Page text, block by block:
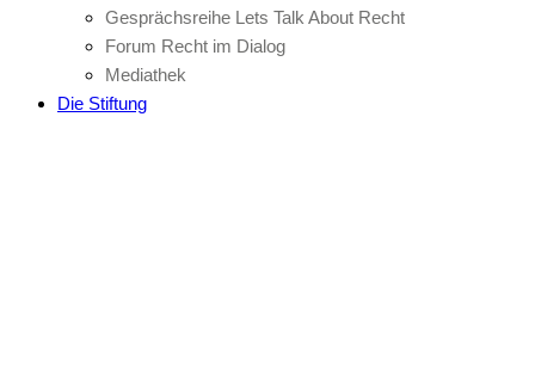
Gesprächsreihe Lets Talk About Recht
Forum Recht im Dialog
Mediathek
Die Stiftung